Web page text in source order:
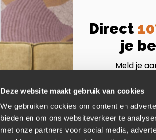
Deze website maakt gebruik van cookies
We gebruiken cookies om content en
bieden en om ons websiteverkeer te
met onze partners voor social media,
Instagram
Direct
je
Meld je
*Let op:niet te
Email